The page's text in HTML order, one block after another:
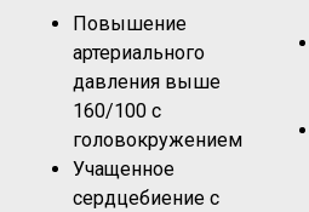
Повышение
артериального
давления выше
160/100 с
головокружением
Учащенное
сердцебиение с